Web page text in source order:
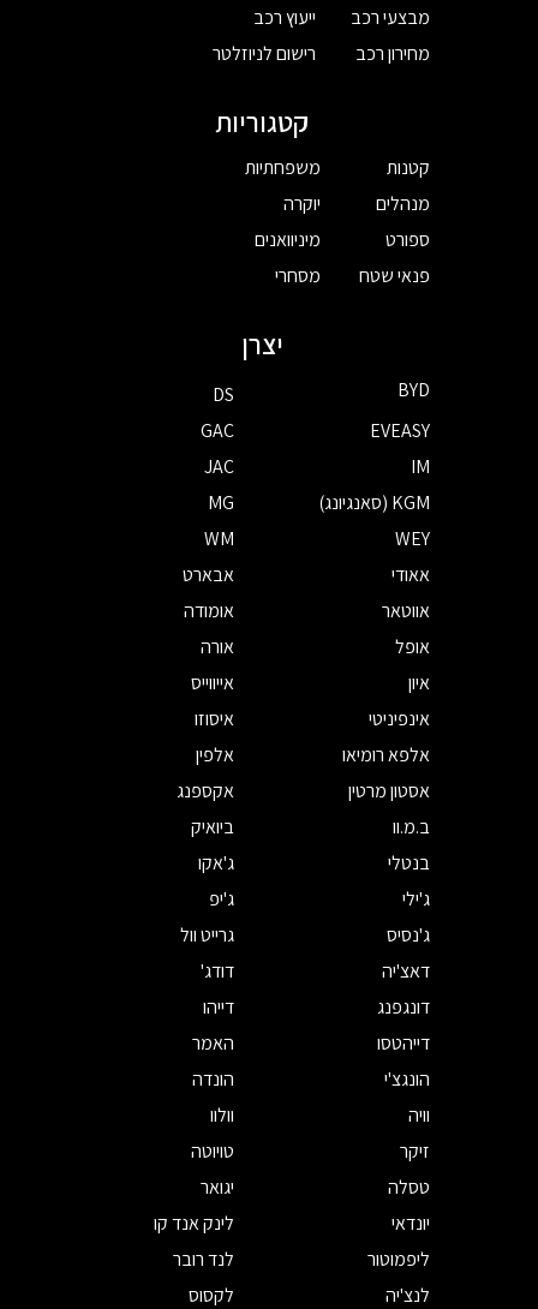
מבצעי רכב
מחירון רכב
ייעוץ רכב
רישום לניוזלטר
קטגוריות
קטנות
מנהלים
ספורט
פנאי שטח
משפחתיות
יוקרה
מיניוואנים
מסחרי
יצרן
BYD
DS
EVEASY
GAC
IM
JAC
KGM (סאנגיונג)
MG
WEY
WM
אאודי
אבארט
אווטאר
אומודה
אופל
אורה
איון
אייווייס
אינפיניטי
איסוזו
אלפא רומיאו
אלפין
אסטון מרטין
אקספנג
ב.מ.וו
ביואיק
בנטלי
ג'אקו
ג'ילי
ג'יפ
ג'נסיס
גרייט וול
דאצ'יה
דודג'
דונגפנג
דייהו
דייהטסו
האמר
הונגצ'י
הונדה
וויה
וולוו
זיקר
טויוטה
טסלה
יגואר
יונדאי
לינק אנד קו
ליפמוטור
לנד רובר
לנצ'יה
לקסוס